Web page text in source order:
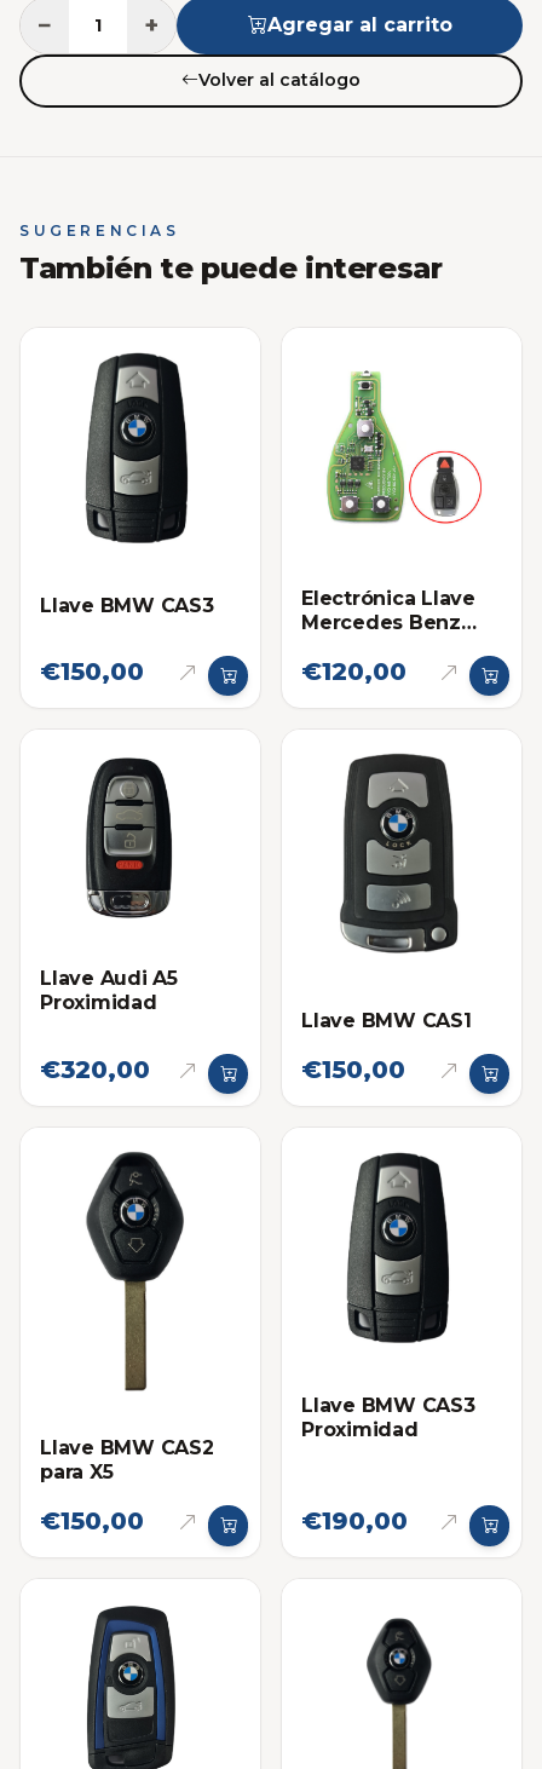
− + Agregar al carrito
Volver al catálogo
SUGERENCIAS
También te puede interesar
Llave BMW CAS3
€150,00
Electrónica Llave
Mercedes Benz
€120,00
Llave Audi A5
Proximidad
€320,00
Llave BMW CAS1
€150,00
Llave BMW CAS2
para X5
€150,00
Llave BMW CAS3
Proximidad
€190,00